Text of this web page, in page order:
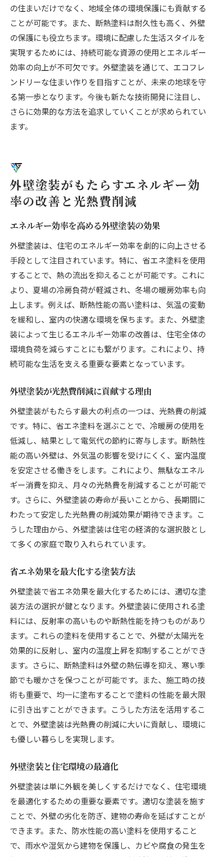
の住まいだけでなく、地域全体の環境保護にも貢献する
ことが可能です。また、断熱塗料は耐久性も高く、外壁
の保護にも役立ちます。環境に配慮した生活スタイルを
実現するためには、持続可能な資源の使用とエネルギー
効率の向上が不可欠です。外壁塗装を通じて、エコフレ
ンドリーな住まい作りを目指すことが、未来の地球を守
る第一歩となります。今後も新たな技術開発に注目し、
さらに効果的な方法を追求していくことが求められてい
ます。
外壁塗装がもたらすエネルギー効
率の改善と光熱費削減
エネルギー効率を高める外壁塗装の効果
外壁塗装は、住宅のエネルギー効率を劇的に向上させる
手段として注目されています。特に、省エネ塗料を使用
することで、熱の流出を抑えることが可能です。これに
より、夏場の冷房負荷が軽減され、冬場の暖房効率も向
上します。例えば、断熱性能の高い塗料は、気温の変動
を緩和し、室内の快適な環境を保ちます。また、外壁塗
装によって生じるエネルギー効率の改善は、住宅全体の
環境負荷を減らすことにも繋がります。これにより、持
続可能な生活を支える重要な要素となっています。
外壁塗装が光熱費削減に貢献する理由
外壁塗装がもたらす最大の利点の一つは、光熱費の削減
です。特に、省エネ塗料を選ぶことで、冷暖房の使用を
低減し、結果として電気代の節約に寄与します。断熱性
能の高い外壁は、外気温の影響を受けにくく、室内温度
を安定させる働きをします。これにより、無駄なエネル
ギー消費を抑え、月々の光熱費を削減することが可能で
す。さらに、外壁塗装の寿命が長いことから、長期間に
わたって安定した光熱費の削減効果が期待できます。こ
うした理由から、外壁塗装は住宅の経済的な選択肢とし
て多くの家庭で取り入れられています。
省エネ効果を最大化する塗装方法
外壁塗装で省エネ効果を最大化するためには、適切な塗
装方法の選択が鍵となります。外壁塗装に使用される塗
料には、反射率の高いものや断熱性能を持つものがあり
ます。これらの塗料を使用することで、外壁が太陽光を
効果的に反射し、室内の温度上昇を抑制することができ
ます。さらに、断熱塗料は外壁の熱伝導を抑え、寒い季
節でも暖かさを保つことが可能です。また、施工時の技
術も重要で、均一に塗布することで塗料の性能を最大限
に引き出すことができます。こうした方法を活用するこ
とで、外壁塗装は光熱費の削減に大いに貢献し、環境に
も優しい暮らしを実現します。
外壁塗装と住宅環境の最適化
外壁塗装は単に外観を美しくするだけでなく、住宅環境
を最適化するための重要な要素です。適切な塗装を施す
ことで、外壁の劣化を防ぎ、建物の寿命を延ばすことが
できます。また、防水性能の高い塗料を使用すること
で、雨水や湿気から建物を保護し、カビや腐食の発生を